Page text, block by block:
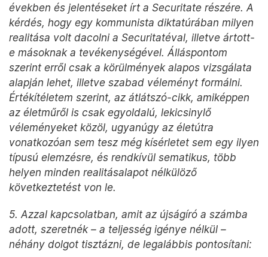
években és jelentéseket írt a Securitate részére. A
kérdés, hogy egy kommunista diktatúrában milyen
realitása volt dacolni a Securitatéval, illetve ártott-
e másoknak a tevékenységével. Álláspontom
szerint erről csak a körülmények alapos vizsgálata
alapján lehet, illetve szabad véleményt formálni.
Értékítéletem szerint, az átlátszó-cikk, amiképpen
az életműről is csak egyoldalú, lekicsinylő
véleményeket közöl, ugyanúgy az életútra
vonatkozóan sem tesz még kísérletet sem egy ilyen
típusú elemzésre, és rendkívül sematikus, több
helyen minden realitásalapot nélkülöző
következtetést von le.
5. Azzal kapcsolatban, amit az újságíró a számba
adott, szeretnék – a teljesség igénye nélkül –
néhány dolgot tisztázni, de legalábbis pontosítani: